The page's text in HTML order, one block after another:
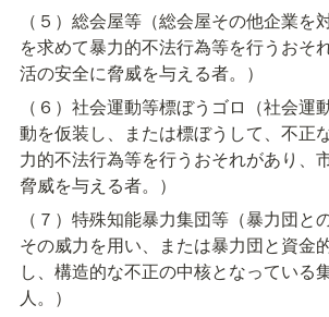
（５）総会屋等（総会屋その他企業を
を求めて暴力的不法行為等を行うおそ
活の安全に脅威を与える者。）
（６）社会運動等標ぼうゴロ（社会運
動を仮装し、または標ぼうして、不正
力的不法行為等を行うおそれがあり、
脅威を与える者。）
（７）特殊知能暴力集団等（暴力団と
その威力を用い、または暴力団と資金
し、構造的な不正の中核となっている
人。）